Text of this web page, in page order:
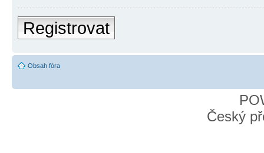
Registrovat
Obsah fóra
Český